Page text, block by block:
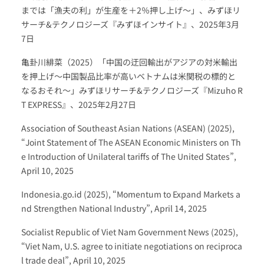
までは「漁夫の利」が生産を＋2％押し上げ～」、みずほリ
サーチ&テクノロジーズ『みずほインサイト』、2025年3月
7日
亀卦川緋菜（2025）「中国の迂回輸出がアジアの対米輸出
を押上げ～中国製品比率が高いベトナムは米関税の標的と
なるおそれ～」みずほリサーチ&テクノロジーズ『Mizuho R
T EXPRESS』、2025年2月27日
Association of Southeast Asian Nations (ASEAN) (2025),
“Joint Statement of The ASEAN Economic Ministers on Th
e Introduction of Unilateral tariffs of The United States”,
April 10, 2025
Indonesia.go.id (2025), “Momentum to Expand Markets a
nd Strengthen National Industry”, April 14, 2025
Socialist Republic of Viet Nam Government News (2025),
“Viet Nam, U.S. agree to initiate negotiations on reciproca
l trade deal”, April 10, 2025